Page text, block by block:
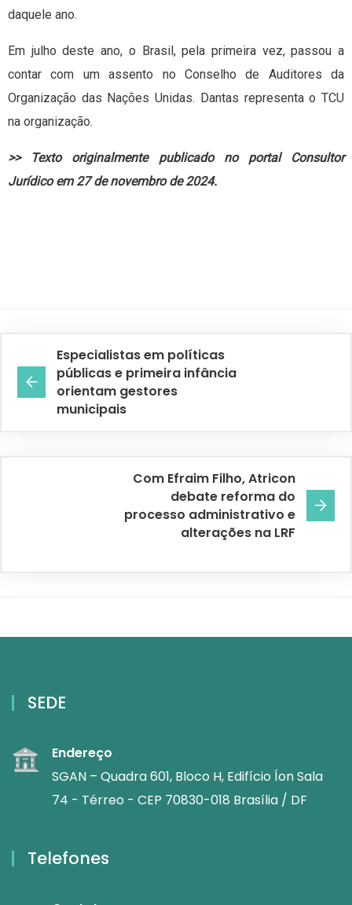
daquele ano.
Em julho deste ano, o Brasil, pela primeira vez, passou a
contar com um assento no Conselho de Auditores da
Organização das Nações Unidas. Dantas representa o TCU
na organização.
>> Texto originalmente publicado no portal Consultor
Jurídico em 27 de novembro de 2024.
Especialistas em políticas
públicas e primeira infância
orientam gestores
municipais
Com Efraim Filho, Atricon
debate reforma do
processo administrativo e
alterações na LRF
SEDE
Endereço
SGAN – Quadra 601, Bloco H, Edifício Íon Sala
74 - Térreo - CEP 70830-018 Brasília / DF
Telefones